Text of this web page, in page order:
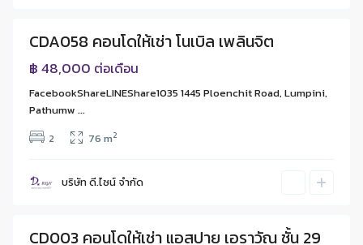
CDA058 คอนโดให้เช่า โนเบิล เพลินจิต
฿ 48,000 ต่อเดือน
FacebookShareLINEShare1035 1445 Ploenchit Road, Lumpini,
Pathumw ...
2
76 m2
บริษัท ดี.ไซน์ จํากัด
ก
ง
ท
CD003 คอนโดให้เช่า แอสปาย เอราวัณ ชั้น 29